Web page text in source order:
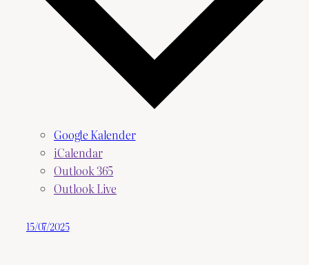
Google Kalender
iCalendar
Outlook 365
Outlook Live
15/07/2025